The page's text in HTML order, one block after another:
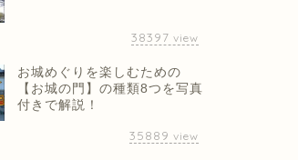
38397 view
お城めぐりを楽しむための
【お城の門】の種類8つを写真
付きで解説！
35889 view